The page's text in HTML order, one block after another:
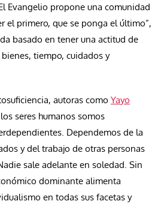
Evangelio propone una comunidad
el primero, que se ponga el último”,
basado en tener una actitud de
tiempo, cuidados y
autoras como Yayo
seres humanos somos
Dependemos de la
y del trabajo de otras personas
sale adelante en soledad. Sin
dominante alimenta
en todas sus facetas y